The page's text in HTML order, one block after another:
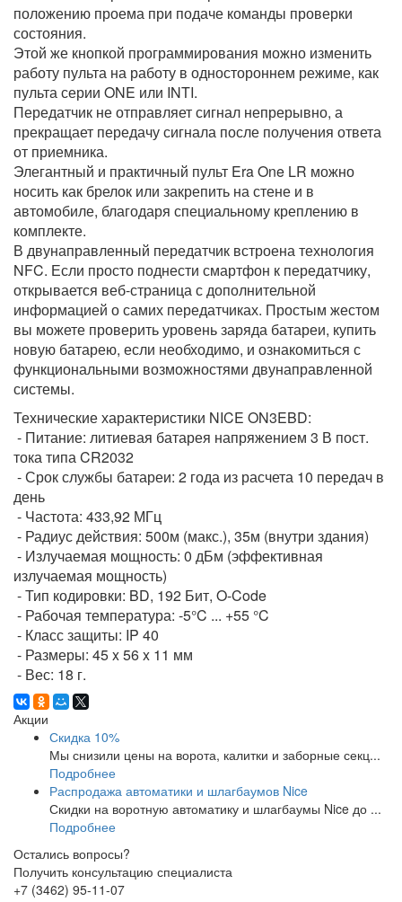
положению проема при подаче команды проверки
состояния.
Этой же кнопкой программирования можно изменить
работу пульта на работу в одностороннем режиме, как
пульта серии ONE или INTI.
Передатчик не отправляет сигнал непрерывно, а
прекращает передачу сигнала после получения ответа
от приемника.
Элегантный и практичный пульт Era One LR можно
носить как брелок или закрепить на стене и в
автомобиле, благодаря специальному креплению в
комплекте.
В двунаправленный передатчик встроена технология
NFC. Если просто поднести смартфон к передатчику,
открывается веб-страница с дополнительной
информацией о самих передатчиках. Простым жестом
вы можете проверить уровень заряда батареи, купить
новую батарею, если необходимо, и ознакомиться с
функциональными возможностями двунаправленной
системы.
Технические характеристики NICE ON3EBD:
- Питание: литиевая батарея напряжением 3 В пост.
тока типа CR2032
- Срок службы батареи: 2 года из расчета 10 передач в
день
- Частота: 433,92 МГц
- Радиус действия: 500м (макс.), 35м (внутри здания)
- Излучаемая мощность: 0 дБм (эффективная
излучаемая мощность)
- Тип кодировки: BD, 192 Бит, O-Code
- Рабочая температура: -5°C ... +55 °C
- Класс защиты: IP 40
- Размеры: 45 x 56 x 11 мм
- Вес: 18 г.
Акции
Скидка 10%
Мы снизили цены на ворота, калитки и заборные секц...
Подробнее
Распродажа автоматики и шлагбаумов Nice
Скидки на воротную автоматику и шлагбаумы Nice до ...
Подробнее
Остались вопросы?
Получить консультацию специалиста
+7 (3462) 95-11-07